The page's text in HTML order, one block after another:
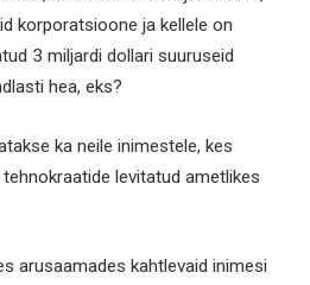
korporatsioone ja kellele on
3 miljardi dollari suuruseid
hea, eks?
ka neile inimestele, kes
levitatud ametlikes
arusaamades kahtlevaid inimesi